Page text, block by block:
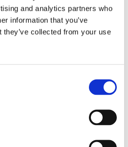
and analytics partners who
information that you’ve
they’ve collected from your use
fuktande Deramed gel.
Silogel tåspridare - liten
Tillverkad av mjuk elastisk och